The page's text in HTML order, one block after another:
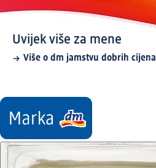
Uvijek više za mene
Više o dm jamstvu dobrih cijena